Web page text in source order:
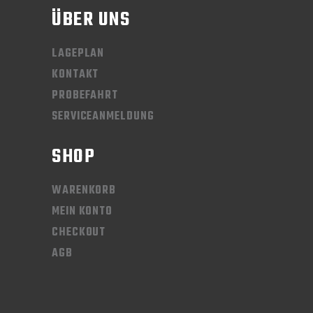
ÜBER UNS
LAGEPLAN
KONTAKT
PROBEFAHRT
SERVICEANMELDUNG
SHOP
WARENKORB
MEIN KONTO
CHECKOUT
AGB